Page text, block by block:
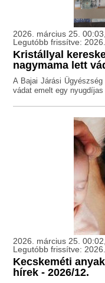
2026. március 25. 00:03,
Legutóbb frissítve:
Kristállyal
nagymama lett
A Bajai Járási
vádat emelt egy
2026. március 25. 00:02,
Legutóbb frissítve:
Kecskeméti
hírek - 2026/12.